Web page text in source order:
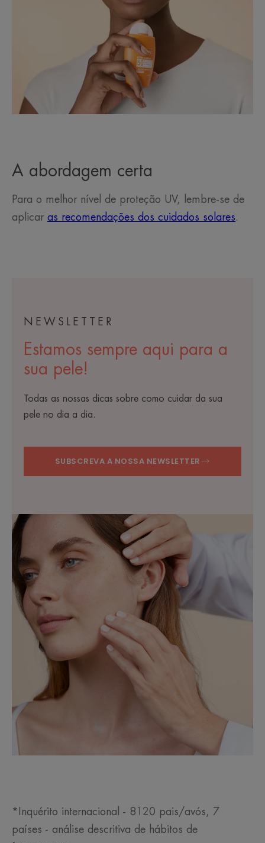
A abordagem certa
Para o melhor nível de proteção UV, lembre-se de
aplicar as recomendações dos cuidados solares.
NEWSLETTER
Estamos sempre aqui para a
sua pele!
Todas as nossas dicas sobre como cuidar da sua
pele no dia a dia.
SUBSCREVA A NOSSA NEWSLETTER
*Inquérito internacional - 8120 pais/avós, 7
países - análise descritiva de hábitos de